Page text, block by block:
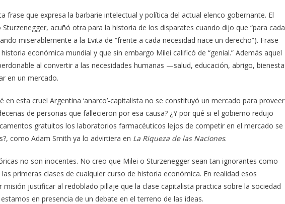
que expresa la barbarie intelectual y política del actual elenco gobernante. El
acuñó otra para la historia de los disparates cuando dijo que “para cada
miserablemente a la Evita de “frente a cada necesidad nace un derecho”). Frase
económica mundial y que sin embargo Milei calificó de “genial.” Además aquel
al convertir a las necesidades humanas —salud, educación, abrigo,
en un mercado.
en esta cruel Argentina ‘anarco’-capitalista no se constituyó un mercado para proveer
de personas que fallecieron por esa causa? ¿Y por qué si el gobierno redujo
gratuitos los laboratorios farmacéuticos lejos de competir en el mercado se
como Adam Smith ya lo advirtiera en La Riqueza de las Naciones.
no son inocentes. No creo que Milei o Sturzenegger sean tan ignorantes como
primeras clases de cualquier curso de historia económica. En realidad esos
justificar al redoblado pillaje que la clase capitalista practica sobre la sociedad
en presencia de un debate en el terreno de las ideas.